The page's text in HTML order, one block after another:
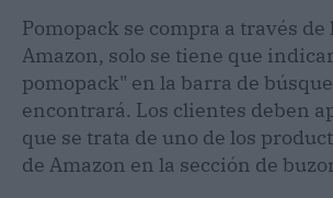
Pomopack se compra a través
Amazon, solo se tiene que
pomopack" en la barra de
encontrará. Los clientes deben
que se trata de uno de los
de Amazon en la sección de